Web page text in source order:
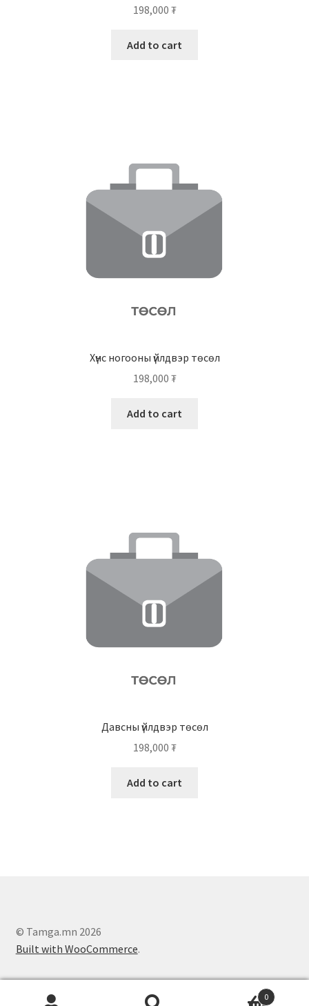
198,000 ₮
Add to cart
Хүнс ногооны үйлдвэр төсөл
198,000 ₮
Add to cart
Давсны үйлдвэр төсөл
198,000 ₮
Add to cart
© Tamga.mn 2026
Built with WooCommerce.
0